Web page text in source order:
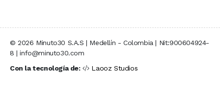
© 2026 Minuto30 S.A.S | Medellín - Colombia | Nit:900604924-
8 | info@minuto30.com
Con la tecnología de:
Laooz Studios